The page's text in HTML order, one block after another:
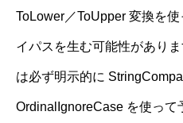
ToLower／ToUpper 変換を
イパスを生む可能性があり
は必ず明示的に
OrdinalIgnoreCase を使って